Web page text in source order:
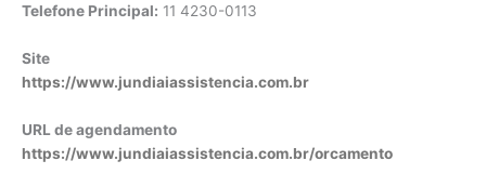
Telefone Principal: 11 4230-0113
Site
https://www.jundiaiassistencia.com.br
URL de agendamento
https://www.jundiaiassistencia.com.br/orcamento